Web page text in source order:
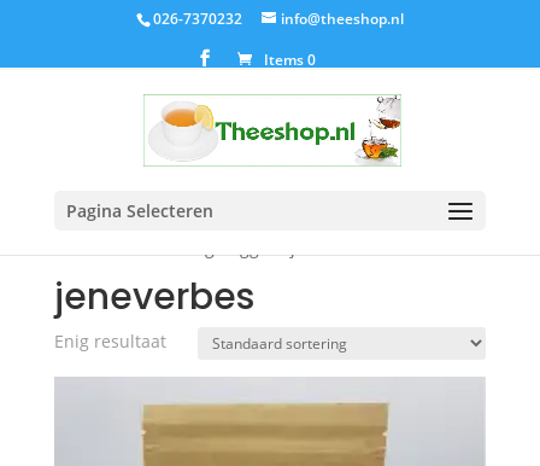
026-7370232
info@theeshop.nl
Items 0
Pagina Selecteren
jeneverbes
Enig resultaat